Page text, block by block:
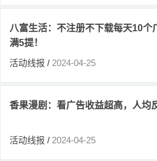
八富生活：不注册不下载每天10个
满5提！
活动线报 / 2024-04-25
香果漫剧：看广告收益超高，人均
活动线报 / 2024-04-25